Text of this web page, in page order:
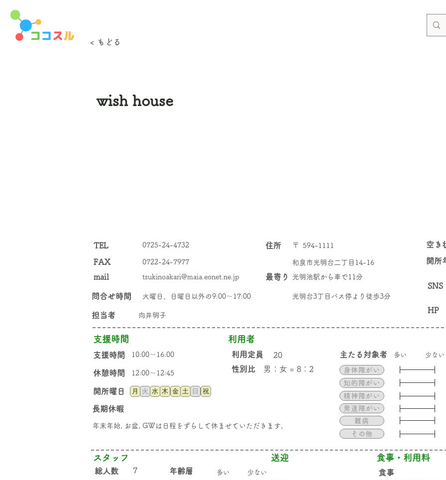
< もどる
wish house
TEL 0725-24-4732
FAX 0722-24-7977
mail tsukinoakari@maia.eonet.ne.jp
問合せ時間 火曜日、日曜日以外の9:00〜17:00
​担当者 向井明子
住所 〒 594-1111
和泉市光明台二丁目14-16
最寄り 光明池駅から車で11分
光明台3丁目バス停より徒歩3分
空き
開所
SNS
HP
支援時間 利用者
​支援時間 10:00〜16:00
休憩時間 12:00〜12:45
​開所曜日 月 火 水 木 金 土 日 祝
長期休暇
年末年始, お盆, GWは日程をずらして休ませていただきます。
​主たる対象者
身体障がい
知的障がい
精神障がい
発達障がい
難病
その他
​多い 少ない
​利用定員
20
性別比
男：女 = 8：2
送迎
食事
スタッフ
総人数
7
年齢層 ​多い 少ない
食事・利用料